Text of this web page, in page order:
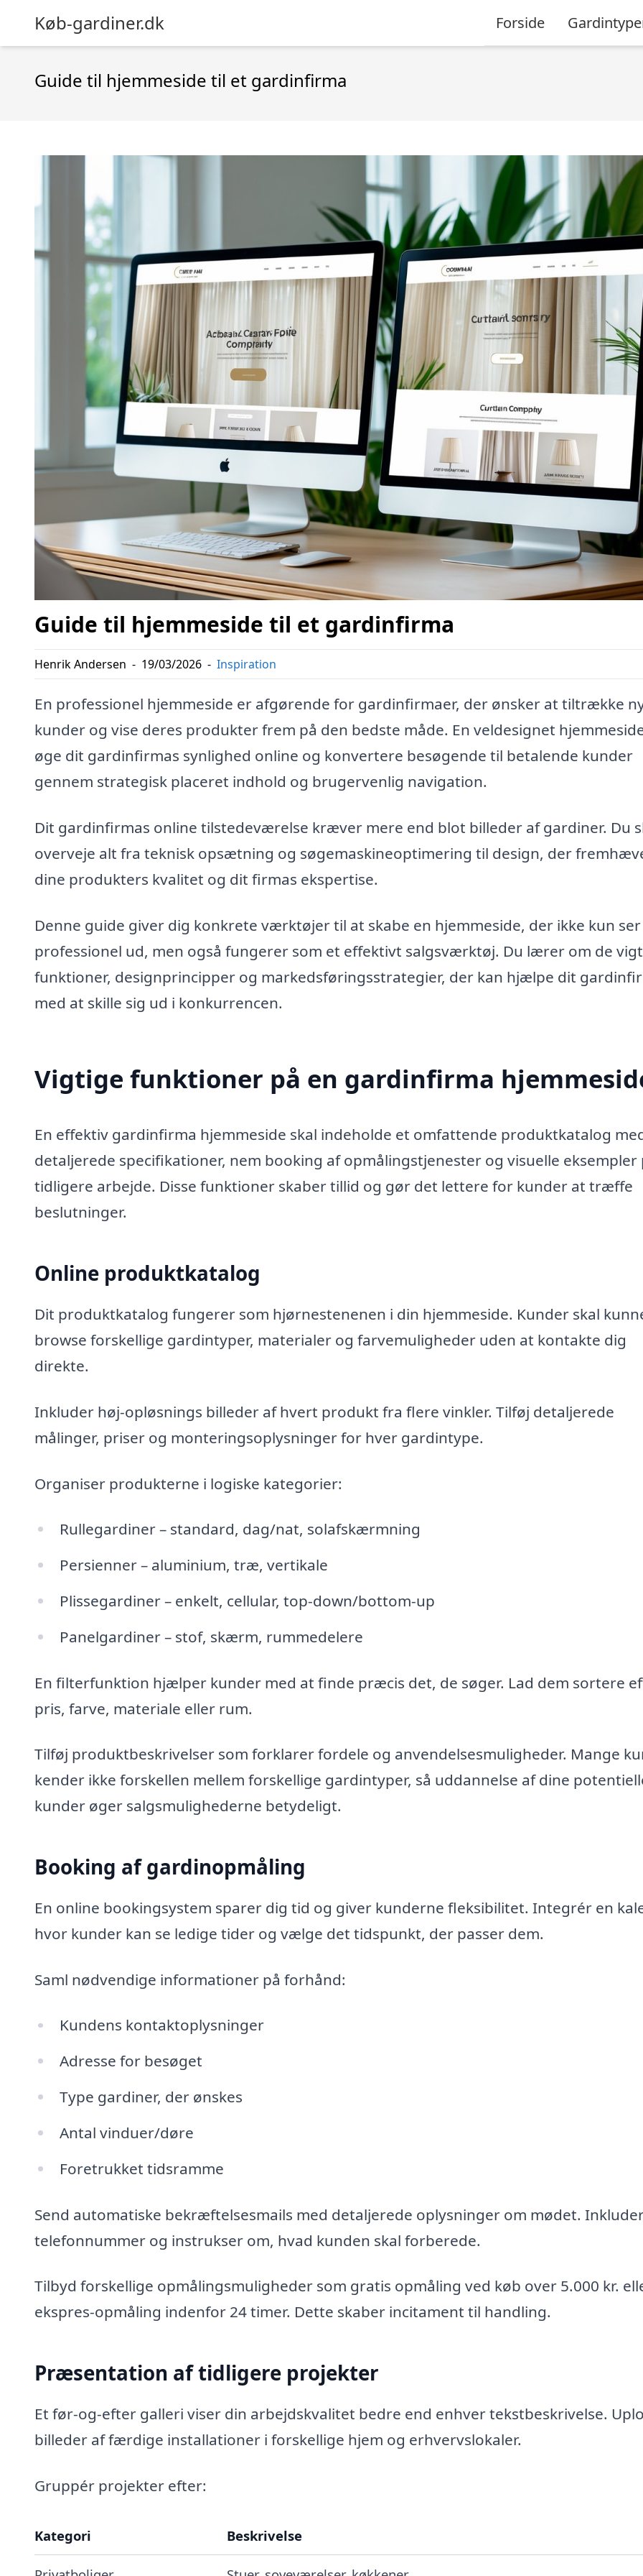
Køb-gardiner.dk Forside
Guide til hjemmeside til et gardinfirma
Guide til hjemmeside til et gardinfirma
Henrik Andersen - 19/03/2026 - Inspiration
En professionel hjemmeside er afgørende for gardinfirmaer, der ønsker at tiltrække
kunder og vise deres produkter frem på den bedste måde. En veldesignet
øge dit gardinfirmas synlighed online og konvertere besøgende til betalende kunder
gennem strategisk placeret indhold og brugervenlig navigation.
Dit gardinfirmas online tilstedeværelse kræver mere end blot billeder af gardiner. Du
overveje alt fra teknisk opsætning og søgemaskineoptimering til design, der
dine produkters kvalitet og dit firmas ekspertise.
Denne guide giver dig konkrete værktøjer til at skabe en hjemmeside, der ikke kun ser
professionel ud, men også fungerer som et effektivt salgsværktøj. Du lærer om de
funktioner, designprincipper og markedsføringsstrategier, der kan hjælpe dit
med at skille sig ud i konkurrencen.
Vigtige funktioner på en gardinfirma
En effektiv gardinfirma hjemmeside skal indeholde et omfattende produktkatalog
detaljerede specifikationer, nem booking af opmålingstjenester og visuelle eksempler
tidligere arbejde. Disse funktioner skaber tillid og gør det lettere for kunder at træffe
beslutninger.
Online produktkatalog
Dit produktkatalog fungerer som hjørnestenenen i din hjemmeside. Kunder skal
browse forskellige gardintyper, materialer og farvemuligheder uden at kontakte dig
direkte.
Inkluder høj-opløsnings billeder af hvert produkt fra flere vinkler. Tilføj detaljerede
målinger, priser og monteringsoplysninger for hver gardintype.
Organiser produkterne i logiske kategorier:
Rullegardiner – standard, dag/nat, solafskærmning
Persienner – aluminium, træ, vertikale
Plissegardiner – enkelt, cellular, top-down/bottom-up
Panelgardiner – stof, skærm, rummedelere
En filterfunktion hjælper kunder med at finde præcis det, de søger. Lad dem sortere
pris, farve, materiale eller rum.
Tilføj produktbeskrivelser som forklarer fordele og anvendelsesmuligheder. Mange
kender ikke forskellen mellem forskellige gardintyper, så uddannelse af dine
kunder øger salgsmulighederne betydeligt.
Booking af gardinopmåling
En online bookingsystem sparer dig tid og giver kunderne fleksibilitet. Integrér en
hvor kunder kan se ledige tider og vælge det tidspunkt, der passer dem.
Saml nødvendige informationer på forhånd:
Kundens kontaktoplysninger
Adresse for besøget
Type gardiner, der ønskes
Antal vinduer/døre
Foretrukket tidsramme
Send automatiske bekræftelsesmails med detaljerede oplysninger om mødet.
telefonnummer og instrukser om, hvad kunden skal forberede.
Tilbyd forskellige opmålingsmuligheder som gratis opmåling ved køb over 5.000 kr.
ekspres-opmåling indenfor 24 timer. Dette skaber incitament til handling.
Præsentation af tidligere projekter
Et før-og-efter galleri viser din arbejdskvalitet bedre end enhver tekstbeskrivelse.
billeder af færdige installationer i forskellige hjem og erhvervslokaler.
Gruppér projekter efter:
Kategori Beskrivelse